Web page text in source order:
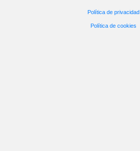
Política de privacidad
Política de cookies